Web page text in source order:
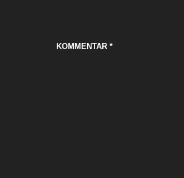
KOMMENTAR *